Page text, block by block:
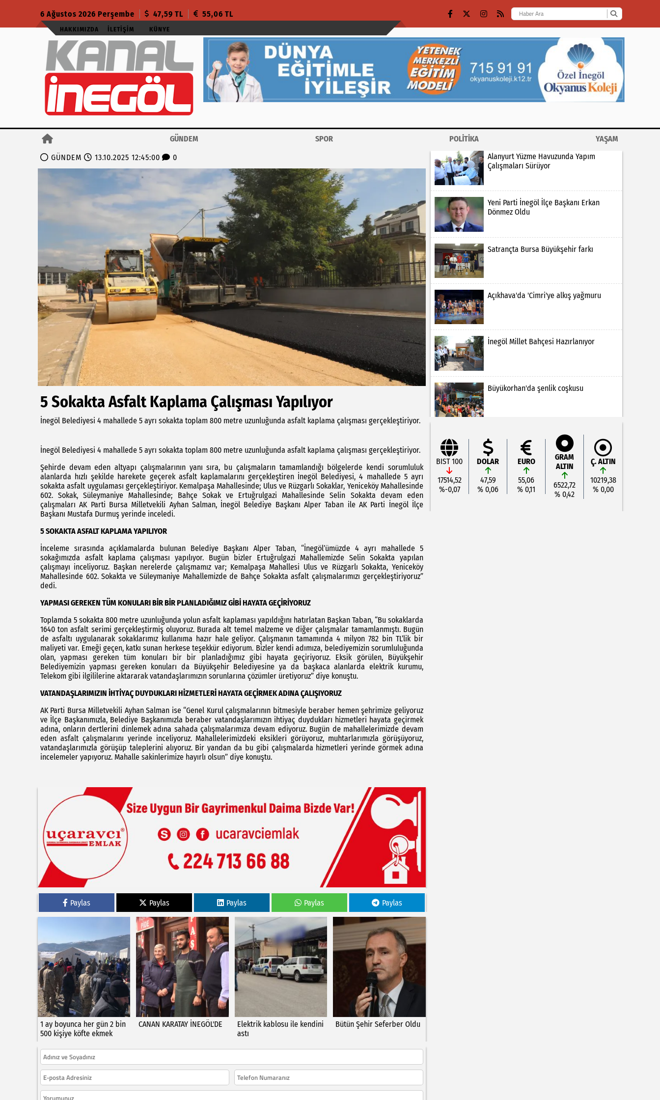
6 Ağustos 2026 Perşembe 47,59 TL 55,06 TL
HAKKIMIZDA İLETIŞIM KÜNYE
GÜNDEM SPOR POLİTİKA
YAŞAM
GÜNDEM
13.10.2025 12:45:00 0
5 Sokakta Asfalt Kaplama Çalışması Yapılıyor
İnegöl Belediyesi 4 mahallede 5 ayrı sokakta toplam 800 metre uzunluğunda asfalt kaplama çalışması gerçekleştiriyor.
İnegöl Belediyesi 4 mahallede 5 ayrı sokakta toplam 800 metre uzunluğunda asfalt kaplama çalışması gerçekleştiriyor.
Şehirde devam eden altyapı çalışmalarının yanı sıra, bu çalışmaların tamamlandığı bölgelerde kendi sorumluluk
alanlarda hızlı şekilde harekete geçerek asfalt kaplamalarını gerçekleştiren İnegöl Belediyesi, 4 mahallede 5 ayrı
sokakta asfalt uygulaması gerçekleştiriyor. Kemalpaşa Mahallesinde; Ulus ve Rüzgarlı Sokaklar, Yeniceköy Mahallesinde
602. Sokak, Süleymaniye Mahallesinde; Bahçe Sokak ve Ertuğrulgazi Mahallesinde Selin Sokakta devam eden
çalışmaları AK Parti Bursa Milletvekili Ayhan Salman, İnegöl Belediye Başkanı Alper Taban ile AK Parti İnegöl İlçe
Başkanı Mustafa Durmuş yerinde inceledi.
5 SOKAKTA ASFALT KAPLAMA YAPILIYOR
İnceleme sırasında açıklamalarda bulunan Belediye Başkanı Alper Taban, “İnegöl’ümüzde 4 ayrı mahallede 5
sokağımızda asfalt kaplama çalışması yapılıyor. Bugün bizler Ertuğrulgazi Mahallemizde Selin Sokakta yapılan
çalışmayı inceliyoruz. Başkan nerelerde çalışmamız var; Kemalpaşa Mahallesi Ulus ve Rüzgarlı Sokakta, Yeniceköy
Mahallesinde 602. Sokakta ve Süleymaniye Mahallemizde de Bahçe Sokakta asfalt çalışmalarımızı gerçekleştiriyoruz”
dedi.
YAPMASI GEREKEN TÜM KONULARI BİR BİR PLANLADIĞIMIZ GİBİ HAYATA GEÇİRİYORUZ
Toplamda 5 sokakta 800 metre uzunluğunda yolun asfalt kaplaması yapıldığını hatırlatan Başkan Taban, “Bu sokaklarda
1640 ton asfalt serimi gerçekleştirmiş oluyoruz. Burada alt temel malzeme ve diğer çalışmalar tamamlanmıştı. Bugün
de asfaltı uygulanarak sokaklarımız kullanıma hazır hale geliyor. Çalışmanın tamamında 4 milyon 782 bin TL’lik bir
maliyeti var. Emeği geçen, katkı sunan herkese teşekkür ediyorum. Bizler kendi adımıza, belediyemizin sorumluluğunda
olan, yapması gereken tüm konuları bir bir planladığımız gibi hayata geçiriyoruz. Eksik görülen, Büyükşehir
Belediyemizin yapması gereken konuları da Büyükşehir Belediyesine ya da başkaca alanlarda elektrik kurumu,
Telekom gibi ilgililerine aktararak vatandaşlarımızın sorunlarına çözümler üretiyoruz” diye konuştu.
VATANDAŞLARIMIZIN İHTİYAÇ DUYDUKLARI HİZMETLERİ HAYATA GEÇİRMEK ADINA ÇALIŞIYORUZ
AK Parti Bursa Milletvekili Ayhan Salman ise “Genel Kurul çalışmalarının bitmesiyle beraber hemen şehrimize geliyoruz
ve İlçe Başkanımızla, Belediye Başkanımızla beraber vatandaşlarımızın ihtiyaç duydukları hizmetleri hayata geçirmek
adına, onların dertlerini dinlemek adına sahada çalışmalarımıza devam ediyoruz. Bugün de mahallelerimizde devam
eden asfalt çalışmalarını yerinde inceliyoruz. Mahallelerimizdeki eksikleri görüyoruz, muhtarlarımızla görüşüyoruz,
vatandaşlarımızla görüşüp taleplerini alıyoruz. Bir yandan da bu gibi çalışmalarda hizmetleri yerinde görmek adına
incelemeler yapıyoruz. Mahalle sakinlerimize hayırlı olsun” diye konuştu.
Paylas Paylas Paylas Paylas Paylas
1 ay boyunca her gün 2 bin
500 kişiye köfte ekmek
CANAN KARATAY İNEGÖL'DE
Elektrik kablosu ile kendini
astı
Bütün Şehir Seferber Oldu
Alanyurt Yüzme Havuzunda Yapım
Çalışmaları Sürüyor
Yeni Parti İnegöl İlçe Başkanı Erkan
Dönmez Oldu
Satrançta Bursa Büyükşehir farkı
Açıkhava'da 'Cimri'ye alkış yağmuru
İnegöl Millet Bahçesi Hazırlanıyor
Büyükorhan'da şenlik coşkusu
BIST 100
17514,52
%-0,07
DOLAR
47,59
% 0,06
EURO
55,06
% 0,11
GRAM
ALTIN
6522,72
% 0,42
Ç. ALTIN
10219,38
% 0,00